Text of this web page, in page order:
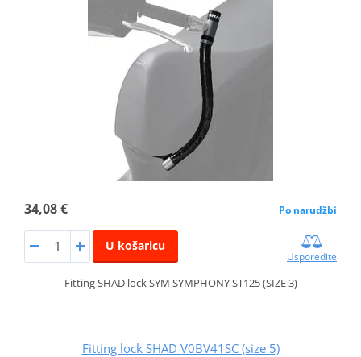
34,08 € Po narudžbi
U košaricu
Usporedite
Fitting SHAD lock SYM SYMPHONY ST125 (SIZE 3)
Fitting lock SHAD V0BV41SC (size 5)